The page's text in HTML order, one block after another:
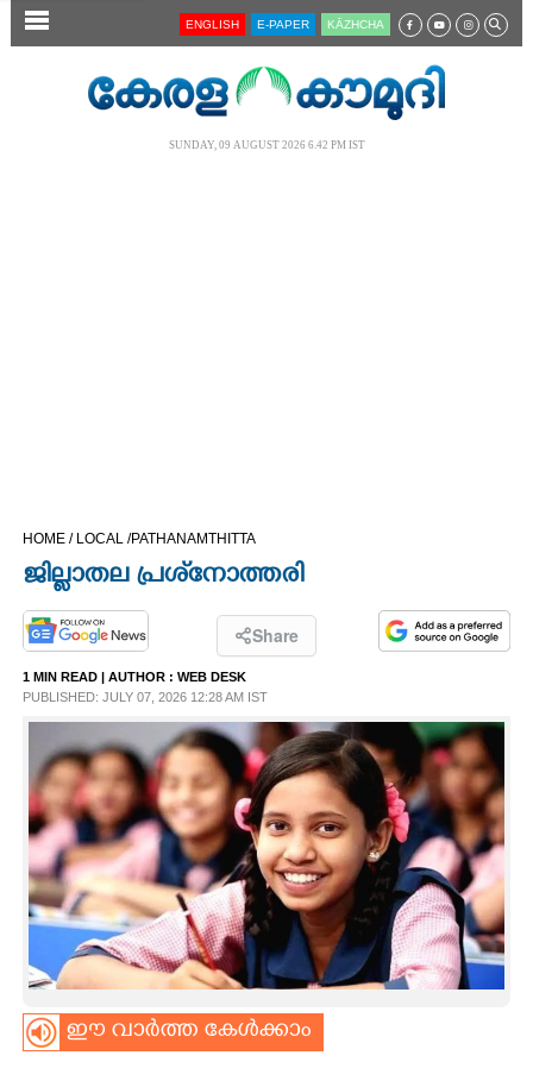
SECTIONS
OPINION
PHOTOS
LIFESTYLE
SPIRITUAL
INFO+
ART
ASTRO
ENGLISH E-PAPER KĀZHCHA
SUNDAY, 09 AUGUST 2026 6.42 PM IST
HOME / LOCAL /PATHANAMTHITTA
ജില്ലാതല പ്രശ്‌നോത്തരി
Share
1 MIN READ | AUTHOR : WEB DESK
PUBLISHED: JULY 07, 2026 12:28 AM IST
ഈ വാർത്ത കേൾക്കാം